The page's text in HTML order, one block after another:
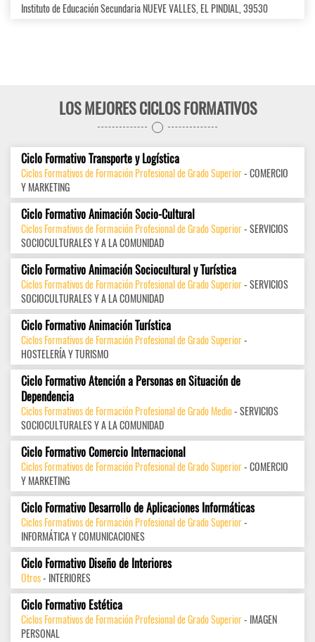
Instituto de Educación Secundaria NUEVE VALLES, EL PINDIAL, 39530
LOS MEJORES CICLOS FORMATIVOS
Ciclo Formativo Transporte y Logística
Ciclos Formativos de Formación Profesional de Grado Superior- COMERCIO
Y MARKETING
Ciclo Formativo Animación Socio-Cultural
Ciclos Formativos de Formación Profesional de Grado Superior- SERVICIOS
SOCIOCULTURALES Y A LA COMUNIDAD
Ciclo Formativo Animación Sociocultural y Turística
Ciclos Formativos de Formación Profesional de Grado Superior- SERVICIOS
SOCIOCULTURALES Y A LA COMUNIDAD
Ciclo Formativo Animación Turística
Ciclos Formativos de Formación Profesional de Grado Superior-
HOSTELERÍA Y TURISMO
Ciclo Formativo Atención a Personas en Situación de
Dependencia
Ciclos Formativos de Formación Profesional de Grado Medio- SERVICIOS
SOCIOCULTURALES Y A LA COMUNIDAD
Ciclo Formativo Comercio Internacional
Ciclos Formativos de Formación Profesional de Grado Superior- COMERCIO
Y MARKETING
Ciclo Formativo Desarrollo de Aplicaciones Informáticas
Ciclos Formativos de Formación Profesional de Grado Superior-
INFORMÁTICA Y COMUNICACIONES
Ciclo Formativo Diseño de Interiores
Otros- INTERIORES
Ciclo Formativo Estética
Ciclos Formativos de Formación Profesional de Grado Superior- IMAGEN
PERSONAL